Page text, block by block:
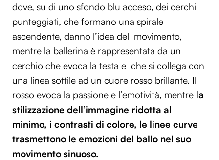
dove, su di uno sfondo blu acceso, dei cerchi
punteggiati, che formano una spirale
ascendente, danno l’idea del movimento,
mentre la ballerina è rappresentata da un
cerchio che evoca la testa e che si collega con
una linea sottile ad un cuore rosso brillante. Il
rosso evoca la passione e l’emotività, mentre la
stilizzazione dell’immagine ridotta al
minimo, i contrasti di colore, le linee curve
trasmettono le emozioni del ballo nel suo
movimento sinuoso.